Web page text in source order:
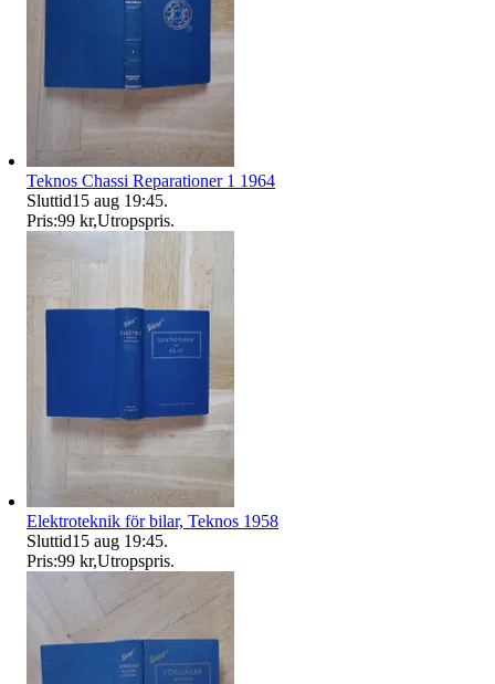
Teknos Chassi Reparationer 1 1964
Sluttid15 aug 19:45.
Pris:99 kr,Utropspris.
Elektroteknik för bilar, Teknos 1958
Sluttid15 aug 19:45.
Pris:99 kr,Utropspris.